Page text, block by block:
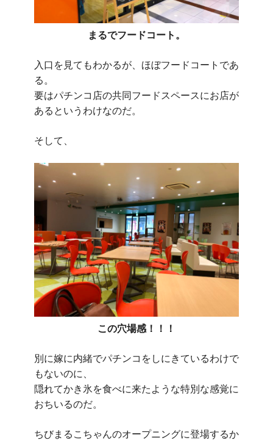
まるでフードコート。
入口を見てもわかるが、ほぼフードコートであ
る。
要はパチンコ店の共同フードスペースにお店が
あるというわけなのだ。
そして、
この穴場感！！！
別に嫁に内緒でパチンコをしにきているわけで
もないのに、
隠れてかき氷を食べに来たような特別な感覚に
おちいるのだ。
ちびまるこちゃんのオープニングに登場するか